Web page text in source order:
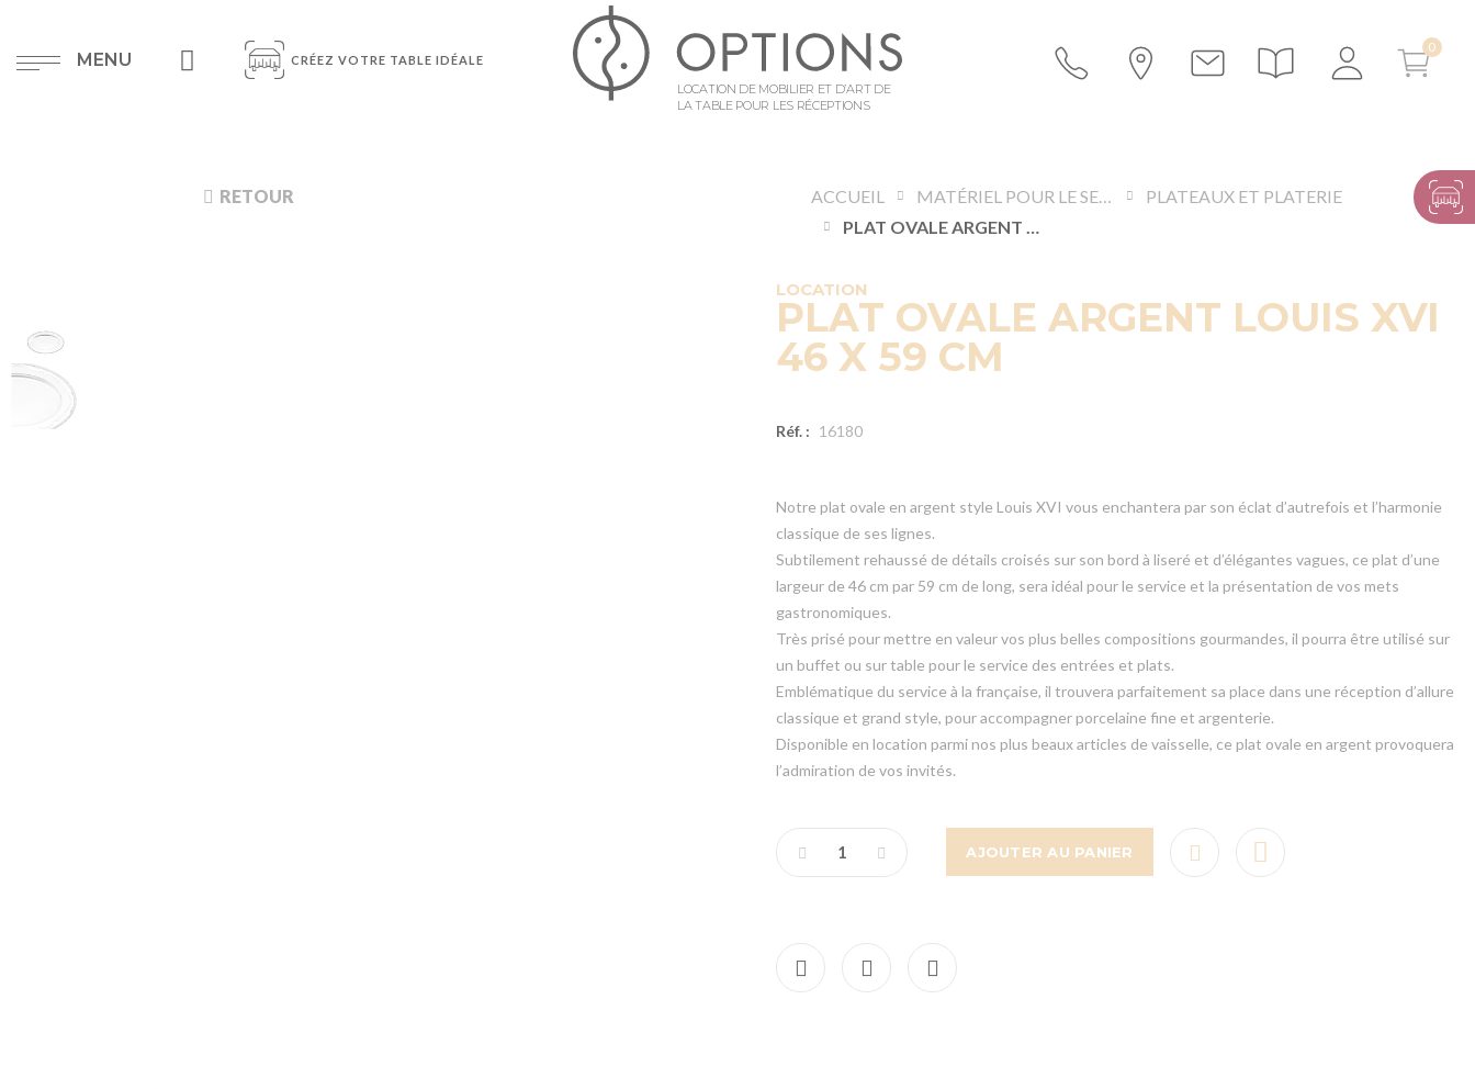
MENU CRÉEZ VOTRE TABLE IDÉALE
LOCATION DE MOBILIER ET D’ART DE
LA TABLE POUR LES RÉCEPTIONS
RETOUR ACCUEIL MATÉRIEL POUR LE SERVICE
PLATEAUX ET PLATERIE
PLAT OVALE ARGENT LOUIS XVI 46 X 59 CM
LOCATION
PLAT OVALE ARGENT LOUIS XVI
46 X 59 CM
Réf. : 16180
Notre plat ovale en argent style Louis XVI vous enchantera par son éclat d’autrefois et l’harmonie
classique de ses lignes.
Subtilement rehaussé de détails croisés sur son bord à liseré et d’élégantes vagues, ce plat d’une
largeur de 46 cm par 59 cm de long, sera idéal pour le service et la présentation de vos mets
gastronomiques.
Très prisé pour mettre en valeur vos plus belles compositions gourmandes, il pourra être utilisé sur
un buffet ou sur table pour le service des entrées et plats.
Emblématique du service à la française, il trouvera parfaitement sa place dans une réception d’allure
classique et grand style, pour accompagner porcelaine fine et argenterie.
Disponible en location parmi nos plus beaux articles de vaisselle, ce plat ovale en argent provoquera
l’admiration de vos invités.
AJOUTER AU PANIER